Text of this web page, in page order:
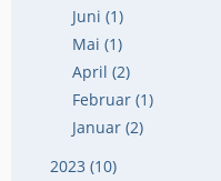
Juni (1)
Mai (1)
April (2)
Februar (1)
Januar (2)
2023 (10)